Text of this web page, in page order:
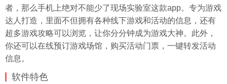
者，那么手机上绝对不能少了现场实验室这款app。专为游戏
达人打造，里面不但拥有各种线下游戏和活动的信息，还有
超多游戏攻略可以浏览，让你分分钟成为游戏大神。此外，
你还可以在线预订游戏场馆，购买活动门票，一键转发活动
信息。
软件特色